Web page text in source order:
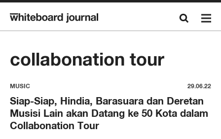
collabonation tour
MUSIC 29.06.22
Siap-Siap, Hindia, Barasuara dan Deretan
Musisi Lain akan Datang ke 50 Kota dalam
Collabonation Tour